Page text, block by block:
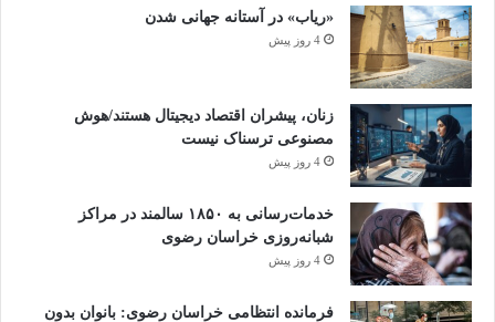
«ریاب» در آستانه جهانی شدن
4 روز پیش
زنان، پیشران اقتصاد دیجیتال هستند/هوش
مصنوعی ترسناک نیست
4 روز پیش
خدمات‌رسانی به ۱۸۵۰ سالمند در مراکز
شبانه‌روزی خراسان رضوی
4 روز پیش
فرمانده انتظامی خراسان رضوی: بانوان بدون